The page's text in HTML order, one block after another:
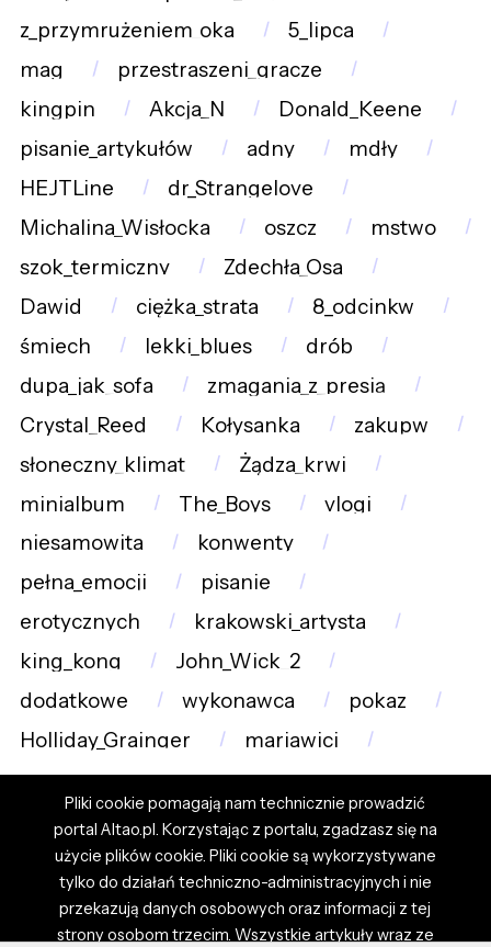
z_przymrużeniem_oka
5_lipca
mag
przestraszeni_gracze
kingpin
Akcja_N
Donald_Keene
pisanie_artykułów
adny
mdły
HEJTLine
dr_Strangelove
Michalina_Wisłocka
oszcz
mstwo
szok_termiczny
Zdechła_Osa
Dawid
ciężka_strata
8_odcinkw
śmiech
lekki_blues
drób
dupa_jak_sofa
zmagania_z_presją
Crystal_Reed
Kołysanka
zakupw
słoneczny_klimat
Żądza_krwi
minialbum
The_Boys
vlogi
niesamowita
konwenty
pełna_emocji
pisanie
erotycznych
krakowski_artysta
king_kong
John_Wick_2
dodatkowe
wykonawca
pokaz
Holliday_Grainger
mariawici
Pliki cookie pomagają nam technicznie prowadzić
portal Altao.pl. Korzystając z portalu, zgadzasz się na
użycie plików cookie. Pliki cookie są wykorzystywane
tylko do działań techniczno-administracyjnych i nie
przekazują danych osobowych oraz informacji z tej
strony osobom trzecim. Wszystkie artykuły wraz ze